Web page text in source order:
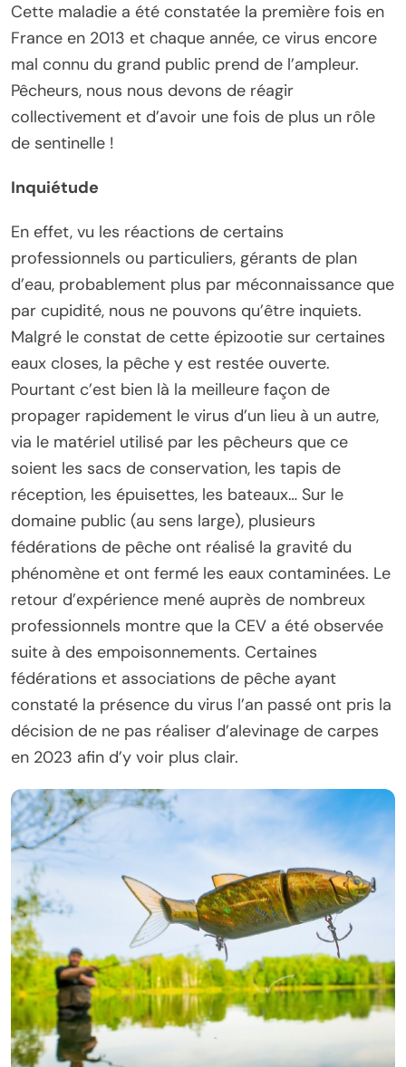
Cette maladie a été constatée la première fois en
France en 2013 et chaque année, ce virus encore
mal connu du grand public prend de l’ampleur.
Pêcheurs, nous nous devons de réagir
collectivement et d’avoir une fois de plus un rôle
de sentinelle !
Inquiétude
En effet, vu les réactions de certains
professionnels ou particuliers, gérants de plan
d’eau, probablement plus par méconnaissance que
par cupidité, nous ne pouvons qu’être inquiets.
Malgré le constat de cette épizootie sur certaines
eaux closes, la pêche y est restée ouverte.
Pourtant c’est bien là la meilleure façon de
propager rapidement le virus d’un lieu à un autre,
via le matériel utilisé par les pêcheurs que ce
soient les sacs de conservation, les tapis de
réception, les épuisettes, les bateaux… Sur le
domaine public (au sens large), plusieurs
fédérations de pêche ont réalisé la gravité du
phénomène et ont fermé les eaux contaminées. Le
retour d’expérience mené auprès de nombreux
professionnels montre que la CEV a été observée
suite à des empoisonnements. Certaines
fédérations et associations de pêche ayant
constaté la présence du virus l’an passé ont pris la
décision de ne pas réaliser d’alevinage de carpes
en 2023 afin d’y voir plus clair.